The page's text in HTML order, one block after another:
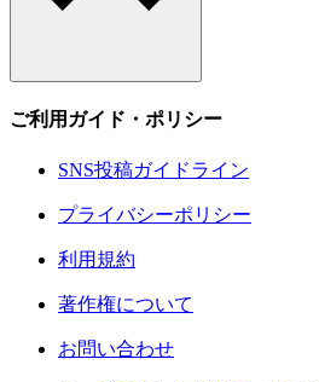
ご利用ガイド・ポリシー
SNS投稿ガイドライン
プライバシーポリシー
利用規約
著作権について
お問い合わせ